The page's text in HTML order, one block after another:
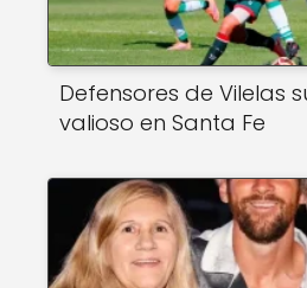
Defensores de Vilelas
valioso en Santa Fe